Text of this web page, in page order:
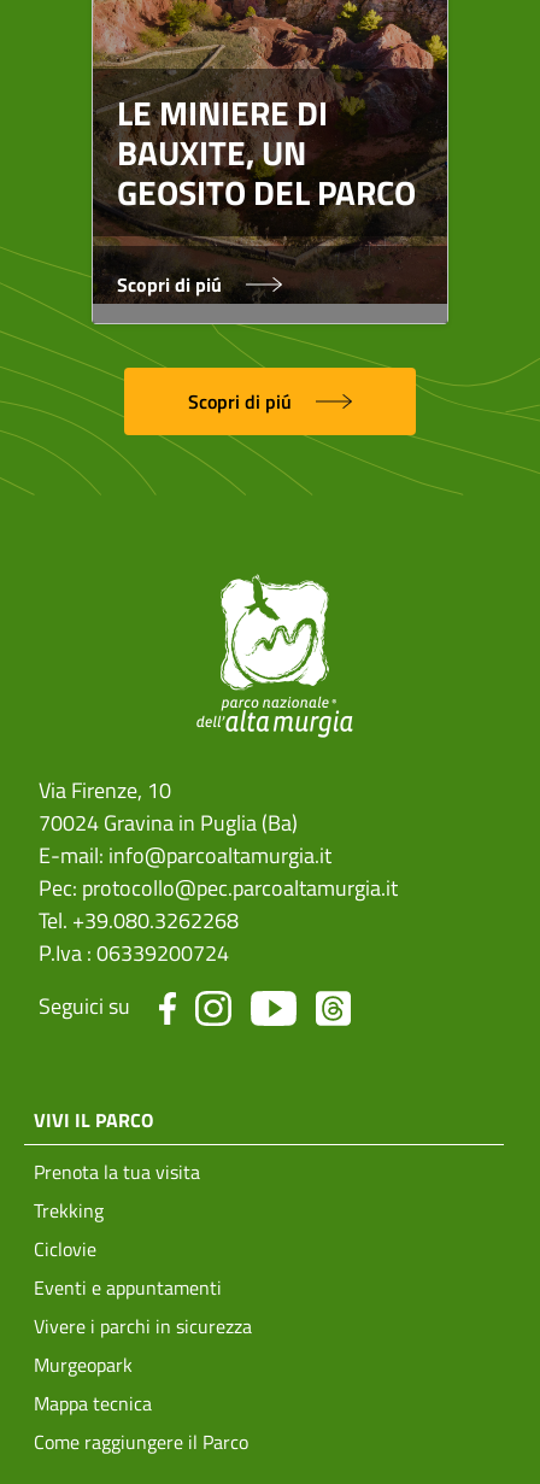
LE MINIERE DI
BAUXITE, UN
GEOSITO DEL PARCO
Scopri di piú
Scopri di piú
Via Firenze, 10
70024 Gravina in Puglia (Ba)
E-mail: info@parcoaltamurgia.it
Pec: protocollo@pec.parcoaltamurgia.it
Tel. +39.080.3262268
P.Iva : 06339200724
Seguici su
menu top footer
VIVI IL PARCO
Prenota la tua visita
Trekking
Ciclovie
Eventi e appuntamenti
Vivere i parchi in sicurezza
Murgeopark
Mappa tecnica
Come raggiungere il Parco